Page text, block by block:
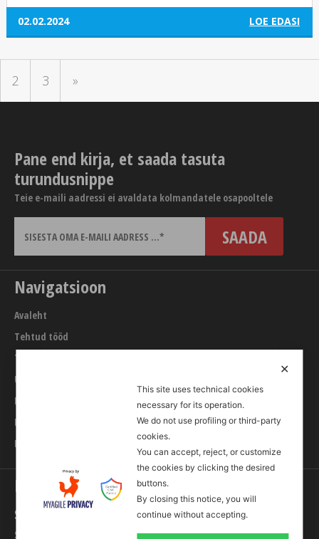
02.02.2024 LOE EDASI
2 3 »
Pane end kirja, et saada tasuta
turundusnippe
Teie e-maili aadressi ei avaldata kolmandatele osapooltele
Navigatsioon
Avaleht
Tehtud tööd
Teenused
URL builder
Blogi
Kontakt
Internetiturunduse koolitused
Kontakt
Sevenline OÜ
Sõle 13-15, 10614 Tallinn
✕
This site uses technical cookies
necessary for its operation.
We do not use profiling or third-party
cookies.
You can accept, reject, or customize
the cookies by clicking the desired
buttons.
By closing this notice, you will
continue without accepting.